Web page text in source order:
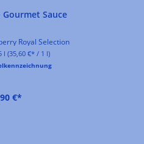
Sauce
Royal Selection
l (35,60 €* / 1 l)
€*